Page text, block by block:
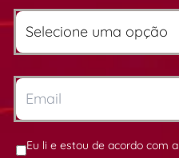
Eu li e estou de acordo com a